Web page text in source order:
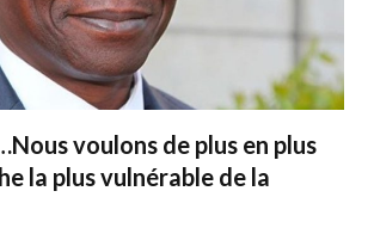
voulons de plus en plus
la plus vulnérable de la